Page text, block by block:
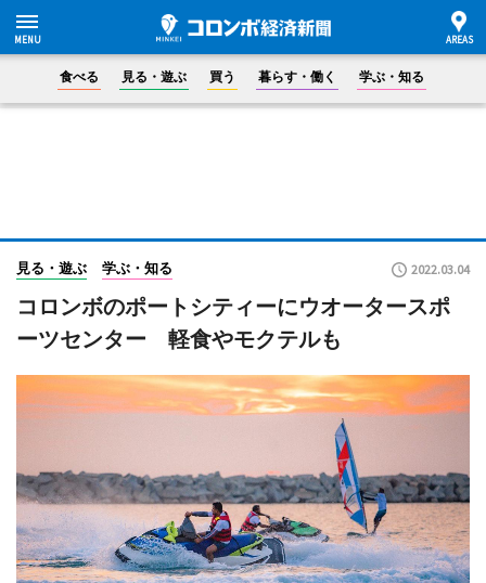
食べる 見る・遊ぶ 買う 暮らす・働く 学ぶ・知る
見る・遊ぶ 学ぶ・知る 2022.03.04
コロンボのポートシティーにウオータースポ
ーツセンター 軽食やモクテルも